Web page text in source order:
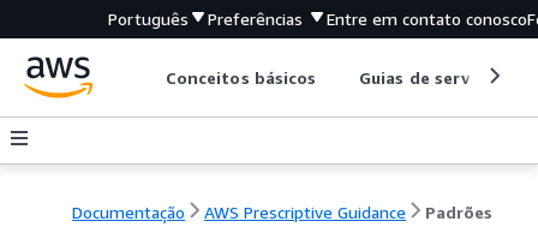
Português Preferências Entre em contato conosco
Conceitos básicos Guias de serviço
Documentação AWS Prescriptive Guidance Padrões